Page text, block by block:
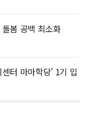
봄 공백 최소화
터 마마학당’ 1기 입